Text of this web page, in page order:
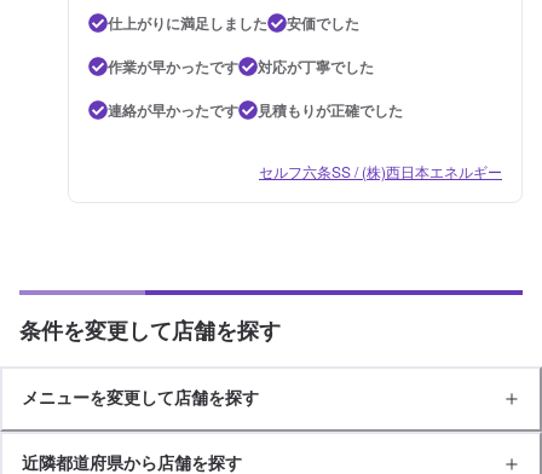
仕上がりに満足しました
安価でした
作業が早かったです
対応が丁寧でした
連絡が早かったです
見積もりが正確でした
セルフ六条SS / (株)西日本エネルギー
条件を変更して店舗を探す
メニューを変更して店舗を探す
近隣都道府県から店舗を探す